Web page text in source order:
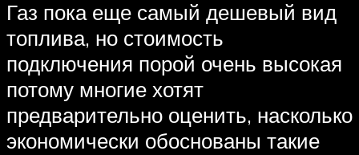
Газ пока еще самый дешевый вид
топлива, но стоимость
подключения порой очень высокая
потому многие хотят
предварительно оценить, насколько
экономически обоснованы такие